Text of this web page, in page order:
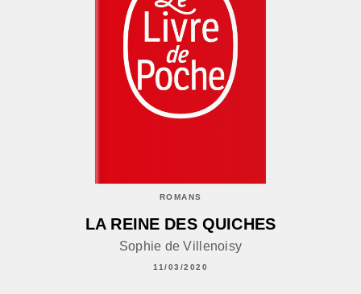
ROMANS
LA REINE DES QUICHES
Sophie de Villenoisy
11/03/2020